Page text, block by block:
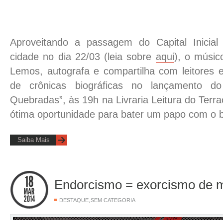
Aproveitando a passagem do Capital
cidade no dia 22/03 (leia sobre aqui), o
Lemos, autografa e compartilha com leitores
de crônicas biográficas no lançamento
Quebradas”, às 19h na Livraria Leitura do
ótima oportunidade para bater um papo com o
Saiba Mais
Endorcismo = exorcismo de
DESTAQUE SEM CATEGORIA